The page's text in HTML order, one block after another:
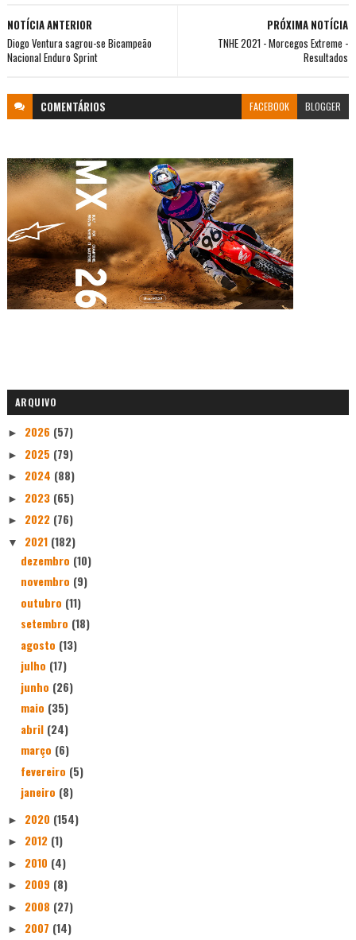
PRÓXIMA NOTÍCIA
TNHE 2021 - Morcegos Extreme -
Resultados
NOTÍCIA ANTERIOR
Diogo Ventura sagrou-se Bicampeão
Nacional Enduro Sprint
COMENTÁRIOS FACEBOOK BLOGGER
ARQUIVO
► 2026 (57)
► 2025 (79)
► 2024 (88)
► 2023 (65)
► 2022 (76)
▼ 2021 (182)
dezembro (10)
novembro (9)
outubro (11)
setembro (18)
agosto (13)
julho (17)
junho (26)
maio (35)
abril (24)
março (6)
fevereiro (5)
janeiro (8)
► 2020 (154)
► 2012 (1)
► 2010 (4)
► 2009 (8)
► 2008 (27)
► 2007 (14)